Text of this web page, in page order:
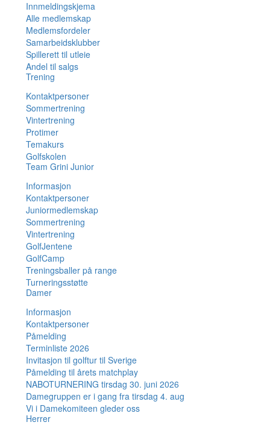
Innmeldingskjema
Alle medlemskap
Medlemsfordeler
Samarbeidsklubber
Spillerett til utleie
Andel til salgs
Trening
Kontaktpersoner
Sommertrening
Vintertrening
Protimer
Temakurs
Golfskolen
Team Grini Junior
Informasjon
Kontaktpersoner
Juniormedlemskap
Sommertrening
Vintertrening
GolfJentene
GolfCamp
Treningsballer på range
Turneringsstøtte
Damer
Informasjon
Kontaktpersoner
Påmelding
Terminliste 2026
Invitasjon til golftur til Sverige
Påmelding til årets matchplay
NABOTURNERING tirsdag 30. juni 2026
Damegruppen er i gang fra tirsdag 4. aug
Vi i Damekomiteen gleder oss
Herrer